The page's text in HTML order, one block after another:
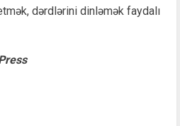
dərdlərini dinləmək faydalı